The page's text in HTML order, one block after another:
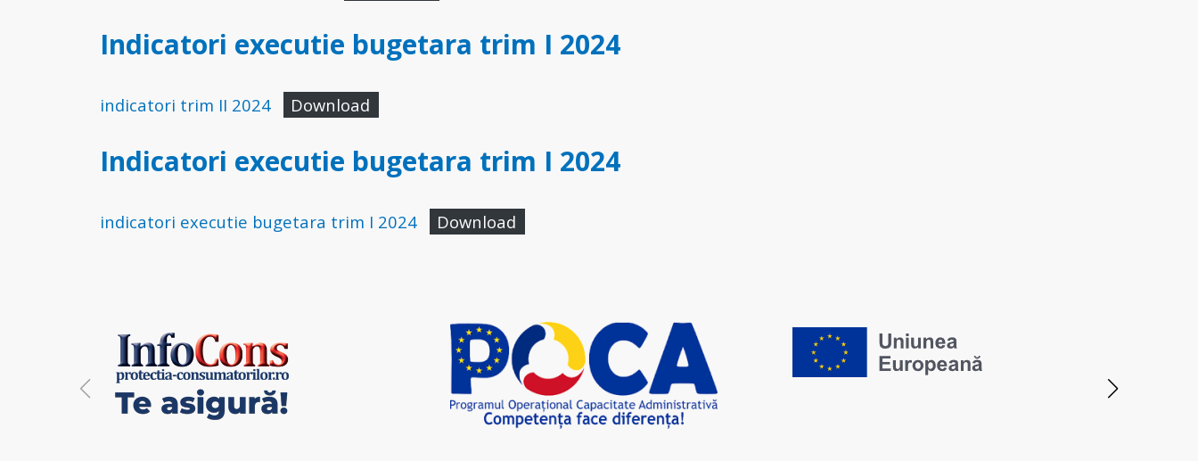
Indicatori executie bugetara trim I 2024
indicatori trim II 2024 Download
Indicatori executie bugetara trim I 2024
indicatori executie bugetara trim I 2024 Download